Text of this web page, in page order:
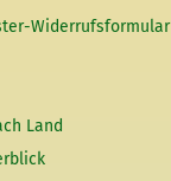
Widerrufsformular
Land